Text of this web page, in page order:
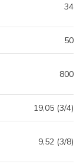
34
50
800
19,05 (3/4)
9,52 (3/8)